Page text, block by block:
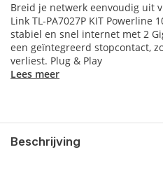
Breid je netwerk eenvoudig uit
Link TL-PA7027P KIT Powerline
stabiel en snel internet met 2
een geïntegreerd stopcontact,
verliest. Plug & Play
Lees meer
Beschrijving